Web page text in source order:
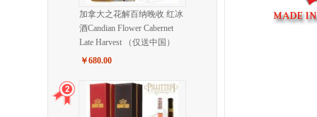
加拿大之花解百纳晚收 红冰
酒Candian Flower Cabernet
Late Harvest （仅送中国）
￥680.00